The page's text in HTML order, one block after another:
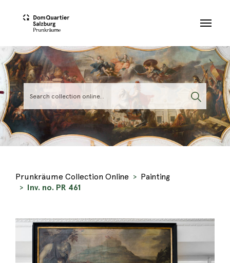
Prunkräume Collection Online
Painting
Inv. no. PR 461